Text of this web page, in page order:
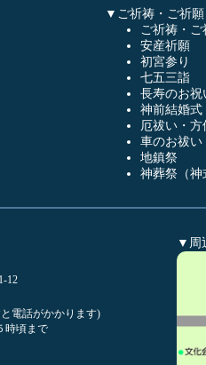
▼ご祈祷・ご祈願
ご祈祷・ご
安産祈願
初宮参り
七五三詣
長寿のお祝
神前結婚式
厄祓い・方
車のお祓い
地鎮祭
神葬祭（神
12
電話がかかります)
時頃まで
▼周